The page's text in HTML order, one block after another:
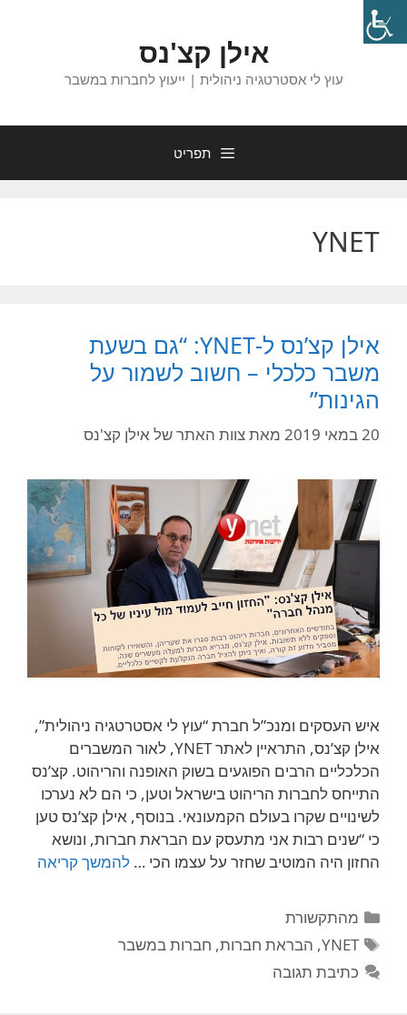
לדלג
לתוכן
אילן קצ'נס
עוץ לי אסטרטגיה ניהולית | ייעוץ לחברות במשבר
תפריט
YNET
אילן קצ’נס ל-YNET: “גם בשעת
משבר כלכלי – חשוב לשמור על
הגינות”
20 במאי 2019 מאתצוות האתר של אילן קצ'נס
איש העסקים ומנכ”ל חברת “עוץ לי אסטרטגיה ניהולית”,
אילן קצ’נס, התראיין לאתר YNET, לאור המשברים
הכלכליים הרבים הפוגעים בשוק האופנה והריהוט. קצ’נס
התייחס לחברות הריהוט בישראל וטען, כי הם לא נערכו
לשינויים שקרו בעולם הקמעונאי. בנוסף, אילן קצ’נס טען
כי “שנים רבות אני מתעסק עם הבראת חברות, ונושא
החזון היה המוטיב שחזר על עצמו הכי … להמשך קריאה
קטגוריות
מהתקשורת
תגיות
YNET
, הבראת חברות, חברות במשבר
כתיבת תגובה